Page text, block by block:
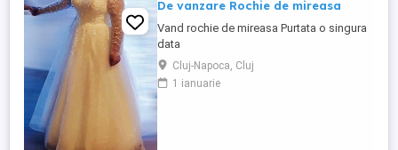
De vanzare Rochie de mireasa
Vand rochie de mireasa Purtata o singura
data
Cluj-Napoca, Cluj
1 ianuarie